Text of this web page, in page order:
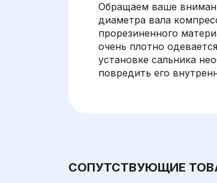
Обращаем ваше
диаметра вала
прорезиненного
очень плотно
установке сальника
повредить его
СОПУТСТВУЮЩИЕ